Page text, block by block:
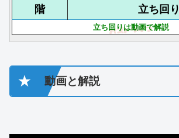
階 立ち回り
立ち回りは動画で解説
★ 動画と解説